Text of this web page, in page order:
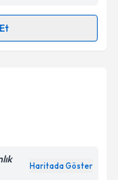
ilişkinAydınlatma
belirtilen
talebi
almanız için bir
Haritada Göster